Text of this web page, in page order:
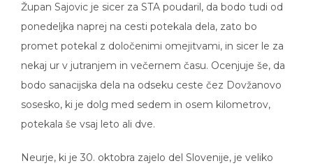
Župan Sajovic je sicer za STA poudaril, da bodo tudi od
ponedeljka naprej na cesti potekala dela, zato bo
promet potekal z določenimi omejitvami, in sicer le za
nekaj ur v jutranjem in večernem času. Ocenjuje še, da
bodo sanacijska dela na odseku ceste čez Dovžanovo
sosesko, ki je dolg med sedem in osem kilometrov,
potekala še vsaj leto ali dve.
Neurje, ki je 30. oktobra zajelo del Slovenije, je veliko